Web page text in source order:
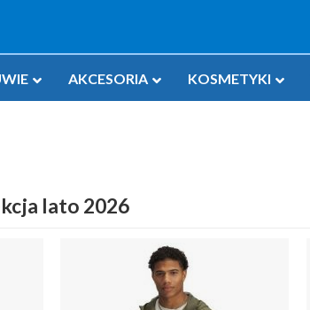
AKCESORIA KOSMETYKI
lato 2026